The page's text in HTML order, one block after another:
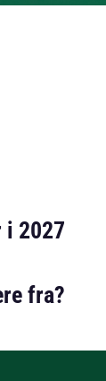
i 2027
fra?